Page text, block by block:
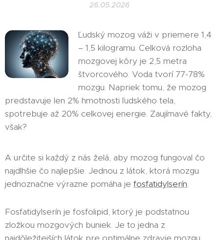
26.05.2026
Ľudský mozog váži v priemere 1,4
– 1,5 kilogramu. Celková rozloha
mozgovej kôry je 2,5 metra
štvorcového. Voda tvorí 77-78%
mozgu. Napriek tomu, že mozog
predstavuje len 2% hmotnosti ľudského tela,
spotrebuje až 20% celkovej energie. Zaujímavé fakty,
však?
A určite si každý z nás želá, aby mozog fungoval čo
najdlhšie čo najlepšie. Jednou z látok, ktorá mozgu
jednoznačne výrazne pomáha je fosfatidylserín.
Fosfatidylserín je fosfolipid, ktorý je podstatnou
zložkou mozgových buniek. Je to jedna z